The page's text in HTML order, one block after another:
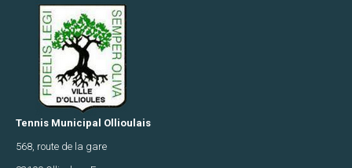
U10
TMO
vert-
F
U12
Tennis Municipal Ollioulais
568, route de la gare